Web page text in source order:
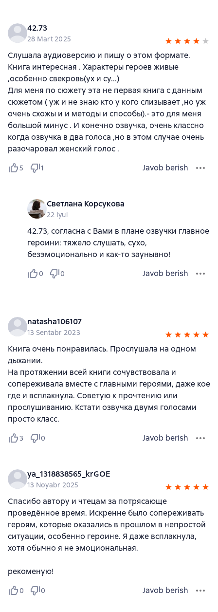
42.73
28 Mart 2025
Слушала аудиоверсию и пишу о этом формате.
Книга интересная . Характеры героев живые
,особенно свекровь(ух и су...)
Для меня по сюжету эта не первая книга с данным
сюжетом ( уж и не знаю кто у кого слизывает ,но уж
очень схожы и и методы и способы).- это для меня
большой минус . И конечно озвучка, очень классно
когда озвучка в два голоса ,но в этом случае очень
разочаровал женский голос .
5 1 Javob berish
Светлана Корсукова
22 Iyul
42.73, согласна с Вами в плане озвучки главное
героини: тяжело слушать, сухо,
безэмоционально и как-то заунывно!
0 0 Javob berish
natasha106107
13 Sentabr 2023
Книга очень понравилась. Прослушала на одном
дыхании.
На протяжении всей книги сочувствовала и
сопереживала вместе с главными героями, даже кое
где и всплакнула. Советую к прочтению или
прослушиванию. Кстати озвучка двумя голосами
просто класс.
3 0 Javob berish
ya_1318838565_krGOE
13 Noyabr 2025
Спасибо автору и чтецам за потрясающе
проведённое время. Искренне было сопереживать
героям, которые оказались в прошлом в непростой
ситуации, особенно героине. Я даже всплакнула,
хотя обычно я не эмоциональная.
рекоменую!
0 0 Javob berish